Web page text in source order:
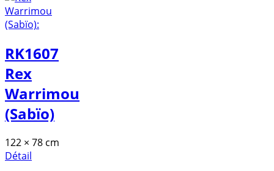
RK1607
Rex
Warrimou
(Sabïo)
122 × 78 cm
Détail